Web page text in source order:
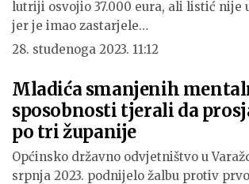
lutriji osvojio 37.000 eura, ali listić nije
jer je imao zastarjele…
28. studenoga 2023. 11:12
Mladića smanjenih
sposobnosti tjerali da
po tri županije
Općinsko državno odvjetništvo u
srpnja 2023. podnijelo žalbu protiv